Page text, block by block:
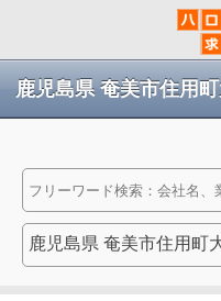
鹿児島県 奄美市住用